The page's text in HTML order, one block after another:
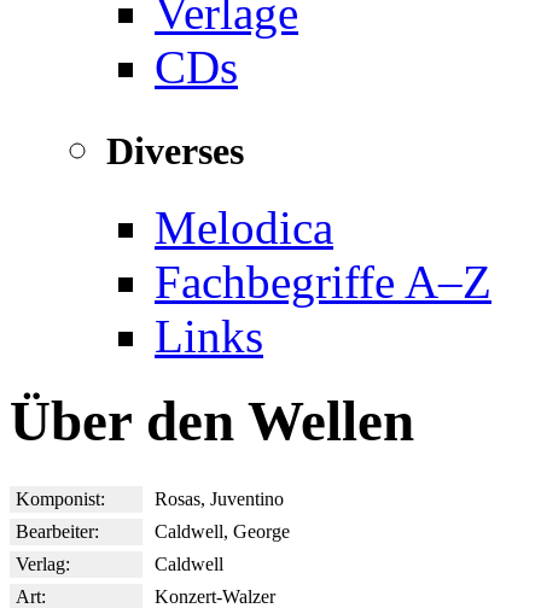
Verlage
CDs
Diverses
Melodica
Fachbegriffe A–Z
Links
Über den Wellen
Komponist:
Rosas, Juventino
Bearbeiter:
Caldwell, George
Verlag:
Caldwell
Art:
Konzert-Walzer